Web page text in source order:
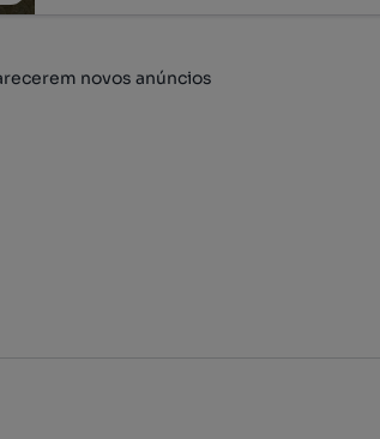
novos anúncios